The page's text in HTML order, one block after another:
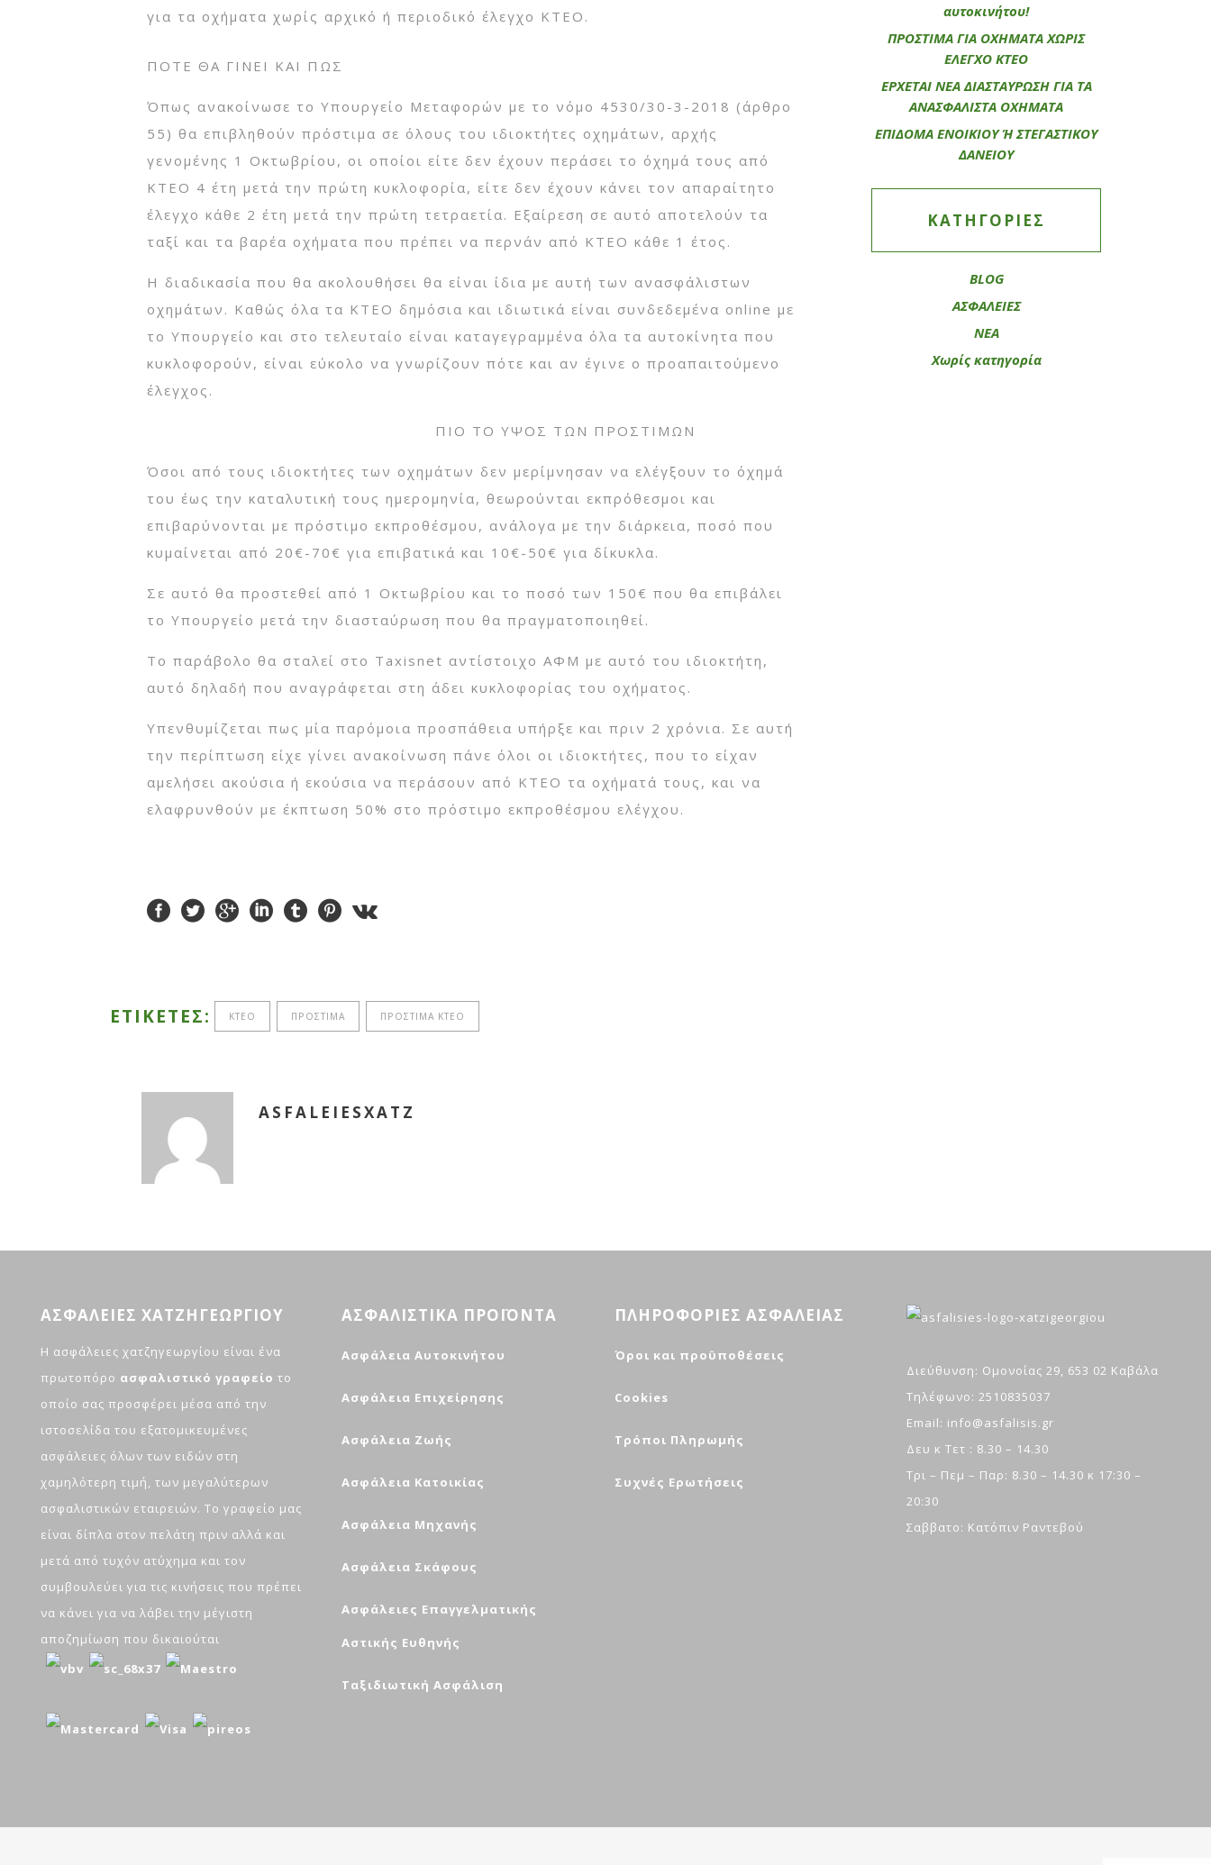
για τα οχήματα χωρίς αρχικό ή περιοδικό έλεγχο ΚΤΕΟ.
ΠΟΤΕ ΘΑ ΓΙΝΕΙ ΚΑΙ ΠΩΣ
Όπως ανακοίνωσε το Υπουργείο Μεταφορών με το νόμο 4530/30-3-2018 (άρθρο
55) θα επιβληθούν πρόστιμα σε όλους του ιδιοκτήτες οχημάτων, αρχής
γενομένης 1 Οκτωβρίου, οι οποίοι είτε δεν έχουν περάσει το όχημά τους από
ΚΤΕΟ 4 έτη μετά την πρώτη κυκλοφορία, είτε δεν έχουν κάνει τον απαραίτητο
έλεγχο κάθε 2 έτη μετά την πρώτη τετραετία. Εξαίρεση σε αυτό αποτελούν τα
ταξί και τα βαρέα οχήματα που πρέπει να περνάν από ΚΤΕΟ κάθε 1 έτος.
Η διαδικασία που θα ακολουθήσει θα είναι ίδια με αυτή των ανασφάλιστων
οχημάτων. Καθώς όλα τα ΚΤΕΟ δημόσια και ιδιωτικά είναι συνδεδεμένα online με
το Υπουργείο και στο τελευταίο είναι καταγεγραμμένα όλα τα αυτοκίνητα που
κυκλοφορούν, είναι εύκολο να γνωρίζουν πότε και αν έγινε ο προαπαιτούμενο
έλεγχος.
ΠΙΟ ΤΟ ΥΨΟΣ ΤΩΝ ΠΡΟΣΤΙΜΩΝ
Όσοι από τους ιδιοκτήτες των οχημάτων δεν μερίμνησαν να ελέγξουν το όχημά
του έως την καταλυτική τους ημερομηνία, θεωρούνται εκπρόθεσμοι και
επιβαρύνονται με πρόστιμο εκπροθέσμου, ανάλογα με την διάρκεια, ποσό που
κυμαίνεται από 20€-70€ για επιβατικά και 10€-50€ για δίκυκλα.
Σε αυτό θα προστεθεί από 1 Οκτωβρίου και το ποσό των 150€ που θα επιβάλει
το Υπουργείο μετά την διασταύρωση που θα πραγματοποιηθεί.
Το παράβολο θα σταλεί στο Taxisnet αντίστοιχο ΑΦΜ με αυτό του ιδιοκτήτη,
αυτό δηλαδή που αναγράφεται στη άδει κυκλοφορίας του οχήματος.
Υπενθυμίζεται πως μία παρόμοια προσπάθεια υπήρξε και πριν 2 χρόνια. Σε αυτή
την περίπτωση είχε γίνει ανακοίνωση πάνε όλοι οι ιδιοκτήτες, που το είχαν
αμελήσει ακούσια ή εκούσια να περάσουν από ΚΤΕΟ τα οχήματά τους, και να
ελαφρυνθούν με έκπτωση 50% στο πρόστιμο εκπροθέσμου ελέγχου.
ΕΤΙΚΈΤΕΣ: ΚΤΕΟ ΠΡΌΣΤΙΜΑ ΠΡΌΣΤΙΜΑ ΚΤΕΟ
ASFALEIESXATZ
αυτοκινήτου!
ΠΡΟΣΤΙΜΑ ΓΙΑ ΟΧΗΜΑΤΑ ΧΩΡΙΣ
ΕΛΕΓΧΟ ΚΤΕΟ
ΕΡΧΕΤΑΙ ΝΕΑ ΔΙΑΣΤΑΥΡΩΣΗ ΓΙΑ ΤΑ
ΑΝΑΣΦΑΛΙΣΤΑ ΟΧΗΜΑΤΑ
ΕΠΙΔΟΜΑ ΕΝΟΙΚΙΟΥ Ή ΣΤΕΓΑΣΤΙΚΟΥ
ΔΑΝΕΙΟΥ
KΑΤΗΓΟΡΊΕΣ
BLOG
ΑΣΦΑΛΕΙΕΣ
ΝΕΑ
Χωρίς κατηγορία
ΑΣΦΑΛΕΙΕΣ ΧΑΤΖΗΓΕΩΡΓΙΟΥ
H ασφάλειες χατζηγεωργίου είναι ένα
πρωτοπόρο ασφαλιστικό γραφείο το
οποίο σας προσφέρει μέσα από την
ιστοσελίδα του εξατομικευμένες
ασφάλειες όλων των ειδών στη
χαμηλότερη τιμή, των μεγαλύτερων
ασφαλιστικών εταιρειών. Το γραφείο μας
είναι δίπλα στον πελάτη πριν αλλά και
μετά από τυχόν ατύχημα και τον
συμβουλεύει για τις κινήσεις που πρέπει
να κάνει για να λάβει την μέγιστη
αποζημίωση που δικαιούται
ΑΣΦΑΛΙΣΤΙΚΑ ΠΡΟΪΟΝΤΑ
Ασφάλεια Αυτοκινήτου
Ασφάλεια Επιχείρησης
Ασφάλεια Ζωής
Ασφάλεια Κατοικίας
Ασφάλεια Μηχανής
Ασφάλεια Σκάφους
Ασφάλειες Επαγγελματικής
Αστικής Ευθηνής
Ταξιδιωτική Ασφάλιση
ΠΛΗΡΟΦΟΡΙΕΣ ΑΣΦΑΛΕΙΑΣ
Όροι και προϋποθέσεις
Cookies
Τρόποι Πληρωμής
Συχνές Ερωτήσεις
Διεύθυνση: Ομονοίας 29, 653 02 Καβάλα
Τηλέφωνο: 2510835037
Email: info@asfalisis.gr
Δευ κ Τετ : 8.30 – 14.30
Τρι – Πεμ – Παρ: 8.30 – 14.30 κ 17:30 –
20:30
Σαββατο: Κατόπιν Ραντεβού